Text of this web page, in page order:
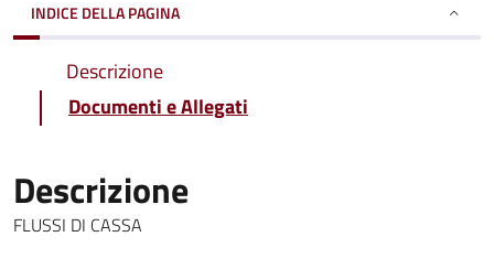
INDICE DELLA PAGINA
Descrizione
Documenti e Allegati
Descrizione
FLUSSI DI CASSA